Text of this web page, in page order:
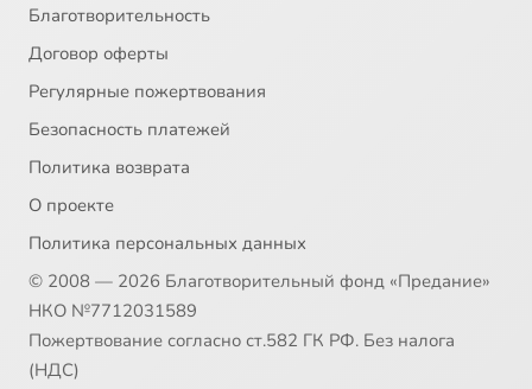
Благотворительность
Договор оферты
Регулярные пожертвования
Безопасность платежей
Политика возврата
О проекте
Политика персональных данных
© 2008 — 2026 Благотворительный фонд «Предание»
НКО №7712031589
Пожертвование согласно ст.582 ГК РФ. Без налога
(НДС)